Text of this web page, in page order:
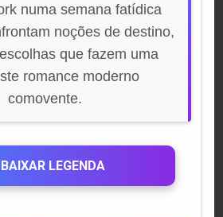
numa semana fatídica
noções de destino,
que fazem uma
romance moderno
comovente.
LEGENDA